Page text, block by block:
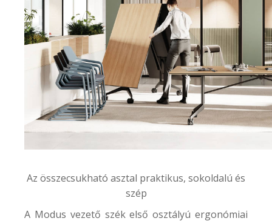
Az összecsukható asztal praktikus, sokoldalú és
szép
A Modus vezető szék első osztályú ergonómiai